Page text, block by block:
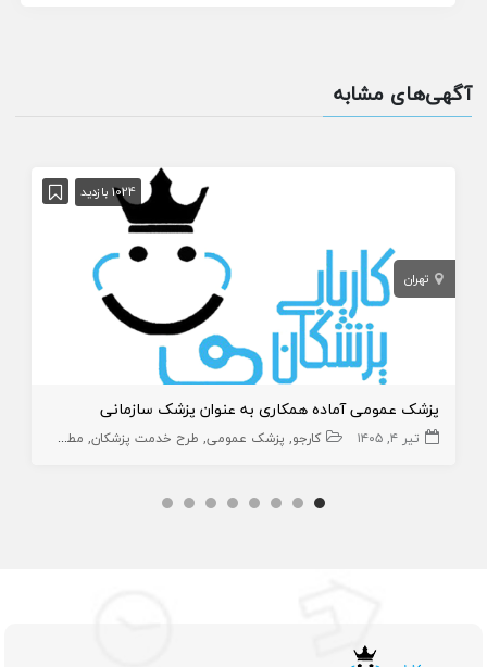
آگهی‌های مشابه
1024 بازدید
تهران
پزشک عمومی آماده همکاری به عنوان پزشک سازمانی
تیر ۴, ۱۴۰۵ کارجو پزشک عمومی طرح خدمت پزشکان مطب